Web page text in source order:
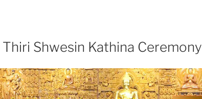
Shwesin Kathina Ceremony